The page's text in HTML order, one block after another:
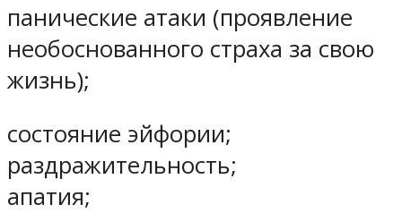
панические атаки (проявление
необоснованного страха за свою
жизнь);
состояние эйфории;
раздражительность;
апатия;